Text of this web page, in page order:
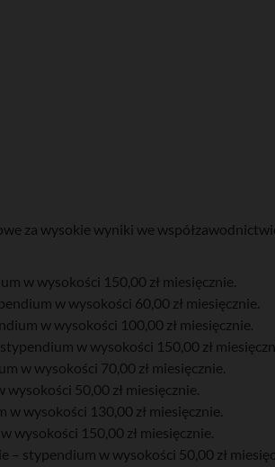
za wysokie wyniki we
w wysokości 150,00 zł miesięcznie.
w wysokości 60,00 zł miesięcznie.
w wysokości 100,00 zł miesięcznie.
w wysokości 150,00 zł
w wysokości 70,00 zł miesięcznie.
50,00 zł miesięcznie.
wysokości 130,00 zł miesięcznie.
wysokości 150,00 zł miesięcznie.
stypendium w wysokości 50,00 zł